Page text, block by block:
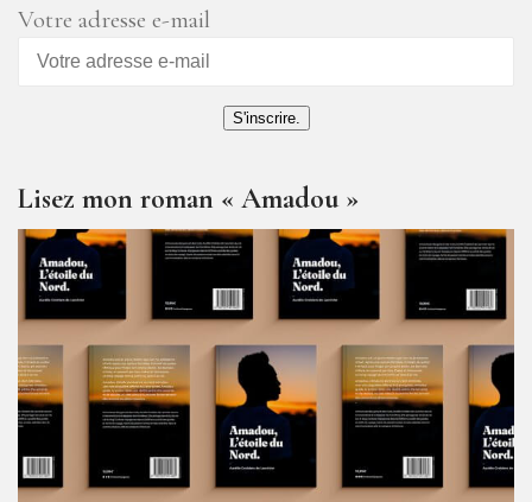
des
Votre adresse e-mail
S'inscrire.
Lisez mon roman « Amadou »